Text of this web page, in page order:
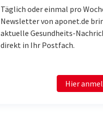
Täglich oder einmal pro
Newsletter von aponet.de
aktuelle Gesundheits-
direkt in Ihr Postfach.
Hier